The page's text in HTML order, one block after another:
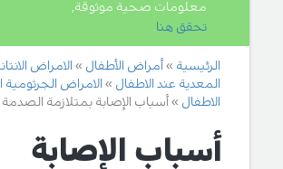
معلومات صحية موثوقة,
تحقق هنا.
الرئيسية أمراض الأطفال
الامراض
المعدية عند الاطفال
الامراض الجرثومية
الاطفال
أسباب الإصابة بمتلازمة
أسباب الإصابة